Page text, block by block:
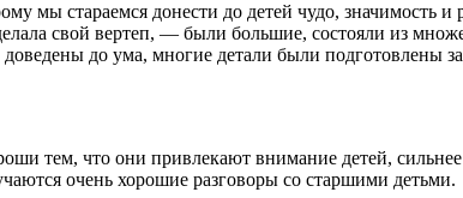
мы стараемся донести до детей чудо, значимость и
свой вертеп, — были большие, состояли из
до ума, многие детали были подготовлены
тем, что они привлекают внимание детей,
очень хорошие разговоры со старшими детьми.